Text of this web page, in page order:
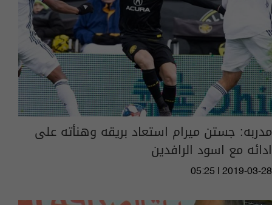
مدربه: جستن ميرام استعاد بريقه وهنأته على
ادائه مع اسود الرافدين
05:25 | 2019-03-28